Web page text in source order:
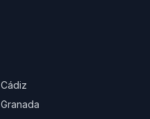
Cádiz
Granada